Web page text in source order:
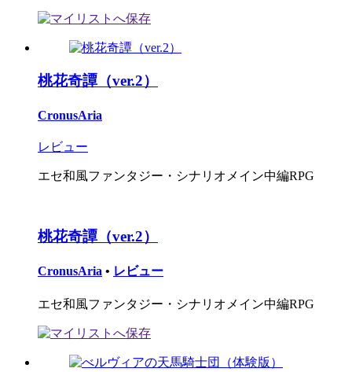
桃花奇譚（ver.2）
CronusAria
レビュー
エセ和風ファンタジー・シナリオメイン中編RPG
桃花奇譚（ver.2）
CronusAria • レビュー
エセ和風ファンタジー・シナリオメイン中編RPG